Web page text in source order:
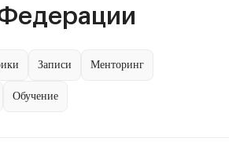
Записи Менторинг
Обучение